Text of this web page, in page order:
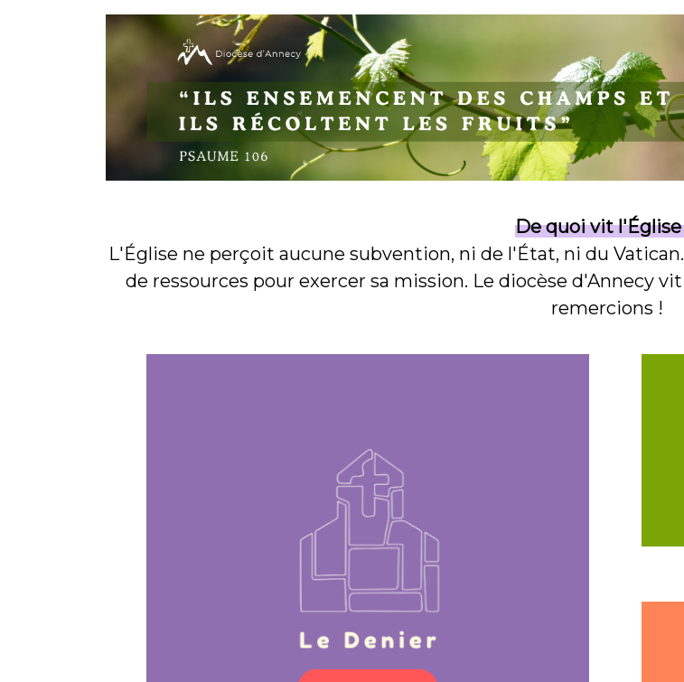
De quoi vit l'Église
L'Église ne perçoit aucune subvention, ni de l'État, ni du
de ressources pour exercer sa mission. Le diocèse d'Annecy
remercions !